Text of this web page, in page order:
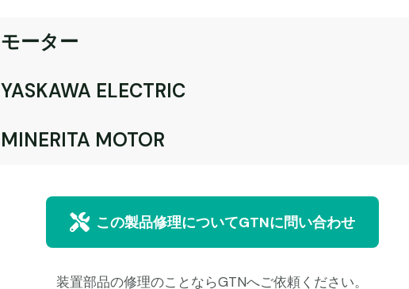
モーター
YASKAWA ELECTRIC
MINERITA MOTOR
この製品修理についてGTNに問い合わせ
装置部品の修理のことならGTNへご依頼ください。